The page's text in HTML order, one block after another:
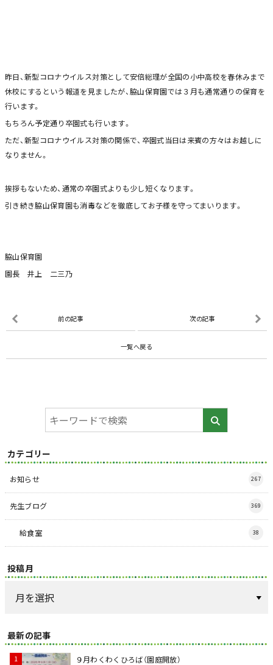
昨日、新型コロナウイルス対策として安倍総理が全国の小中高校を春休みまで
休校にするという報道を見ましたが、脇山保育園では３月も通常通りの保育を
行います。
もちろん予定通り卒園式も行います。
ただ、新型コロナウイルス対策の関係で、卒園式当日は来賓の方々はお越しに
なりません。
挨拶もないため、通常の卒園式よりも少し短くなります。
引き続き脇山保育園も消毒などを徹底してお子様を守ってまいります。
脇山保育園
園長 井上 二三乃
前の記事 次の記事
一覧へ戻る
カテゴリー
お知らせ 267
先生ブログ 369
給食室 38
投稿月
最新の記事
９月わくわくひろば（園庭開放）